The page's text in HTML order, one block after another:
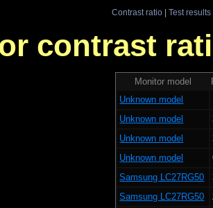
Contrast ratio| Test results
contrast
Monitor model
Unknown model
Unknown model
Unknown model
Unknown model
Samsung LC27RG50
Samsung LC27RG50